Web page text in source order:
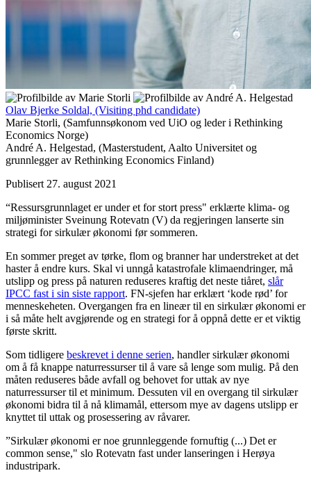
Olav Bjerke Soldal, (Visiting phd candidate)
Marie Storli, (Samfunnsøkonom ved UiO og leder i Rethinking
Economics Norge)
André A. Helgestad, (Masterstudent, Aalto Universitet og
grunnlegger av Rethinking Economics Finland)
Publisert 27. august 2021
“Ressursgrunnlaget er under et for stort press" erklærte klima- og
miljøminister Sveinung Rotevatn (V) da regjeringen lanserte sin
strategi for sirkulær økonomi før sommeren.
En sommer preget av tørke, flom og branner har understreket at det
haster å endre kurs. Skal vi unngå katastrofale klimaendringer, må
utslipp og press på naturen reduseres kraftig det neste tiåret, slår
IPCC fast i sin siste rapport. FN-sjefen har erklært ‘kode rød’ for
menneskeheten. Overgangen fra en lineær til en sirkulær økonomi er
i så måte helt avgjørende og en strategi for å oppnå dette er et viktig
første skritt.
Som tidligere beskrevet i denne serien, handler sirkulær økonomi
om å få knappe naturressurser til å vare så lenge som mulig. På den
måten reduseres både avfall og behovet for uttak av nye
naturressurser til et minimum. Dessuten vil en overgang til sirkulær
økonomi bidra til å nå klimamål, ettersom mye av dagens utslipp er
knyttet til uttak og prosessering av råvarer.
”Sirkulær økonomi er noe grunnleggende fornuftig (...) Det er
common sense," slo Rotevatn fast under lanseringen i Herøya
industripark.